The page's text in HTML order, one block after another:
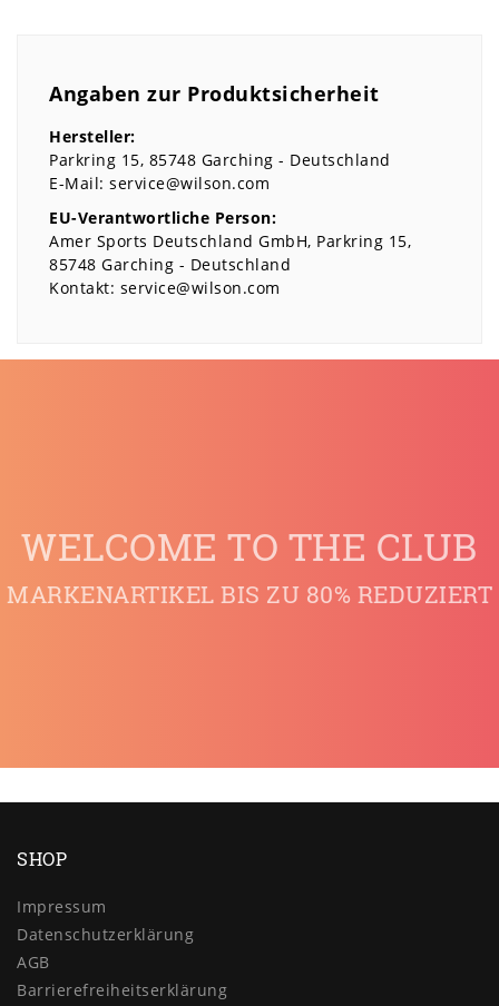
Angaben zur Produktsicherheit
Hersteller:
Parkring 15 85748 Garching
Deutschland
E-Mail: service@wilson.com
EU-Verantwortliche Person:
Amer Sports Deutschland GmbH Parkring 15
85748 Garching
Deutschland
Kontakt: service@wilson.com
WELCOME TO THE CLUB
MARKENARTIKEL BIS ZU 80% REDUZIERT
SHOP
Impressum
Daten­schutz­erklärung
AGB
Barrierefreiheitserklärung